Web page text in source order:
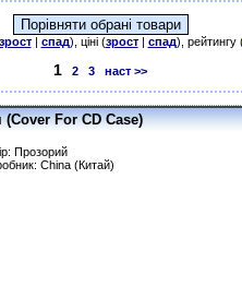
| спад), ціні (зрост| спад), рейтингу
1 2 3 наст >>
For CD Case)
Прозорий
China (Китай)